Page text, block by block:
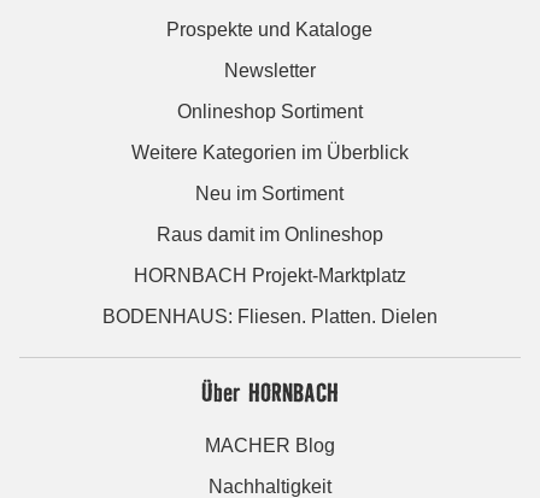
Prospekte und Kataloge
Newsletter
Onlineshop Sortiment
Weitere Kategorien im Überblick
Neu im Sortiment
Raus damit im Onlineshop
HORNBACH Projekt-Marktplatz
BODENHAUS: Fliesen. Platten. Dielen
Über HORNBACH
MACHER Blog
Nachhaltigkeit